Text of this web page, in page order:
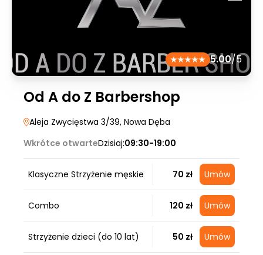
5.00/5
Od A do Z Barbershop
Aleja Zwycięstwa 3/39, Nowa Dęba
Wkrótce otwarteDzisiaj:09:30-19:00
Klasyczne Strzyżenie męskie 70 zł Umów
Combo 120 zł Umów
Strzyżenie dzieci (do 10 lat) 50 zł Umów